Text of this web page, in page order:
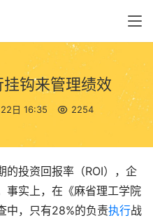
钩来管理绩效
日 16:35 2254
的投资回报率（ROI），企
事实上，在《麻省理工学院
中，只有28%的负责执行战